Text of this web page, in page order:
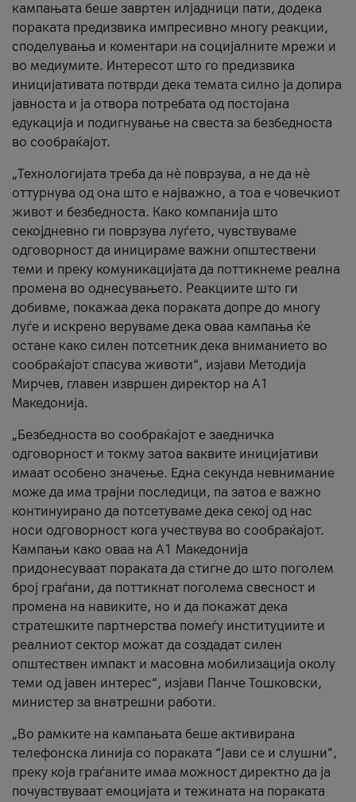
кампањата беше завртен илјадници пати, додека
пораката предизвика импресивно многу реакции,
споделувања и коментари на социјалните мрежи и
во медиумите. Интересот што го предизвика
иницијативата потврди дека темата силно ја допира
јавноста и ја отвора потребата од постојана
едукација и подигнување на свеста за безбедноста
во сообраќајот.
„Технологијата треба да нè поврзува, а не да нè
оттурнува од она што е најважно, а тоа е човечкиот
живот и безбедноста. Како компанија што
секојдневно ги поврзува луѓето, чувствуваме
одговорност да иницираме важни општествени
теми и преку комуникацијата да поттикнеме реална
промена во однесувањето. Реакциите што ги
добивме, покажаа дека пораката допре до многу
луѓе и искрено веруваме дека оваа кампања ќе
остане како силен потсетник дека вниманието во
сообраќајот спасува животи“, изјави Методија
Мирчев, главен извршен директор на А1
Македонија.
„Безбедноста во сообраќајот е заедничка
одговорност и токму затоа ваквите иницијативи
имаат особено значење. Една секунда невнимание
може да има трајни последици, па затоа е важно
континуирано да потсетуваме дека секој од нас
носи одговорност кога учествува во сообраќајот.
Кампањи како оваа на A1 Македонија
придонесуваат пораката да стигне до што поголем
број граѓани, да поттикнат поголема свесност и
промена на навиките, но и да покажат дека
стратешките партнерства помеѓу институциите и
реалниот сектор можат да создадат силен
општествен импакт и масовна мобилизација околу
теми од јавен интерес“, изјави Панче Тошковски,
министер за внатрешни работи.
„Во рамките на кампањата беше активирана
телефонска линија со пораката “Јави се и слушни”,
преку која граѓаните имаа можност директно да ја
почувствуваат емоцијата и тежината на пораката